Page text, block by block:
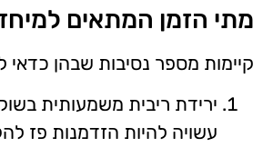
מתי הזמן המתאים
קיימות מספר נסיבות שבהן כדאי
ירידת ריבית משמעותית
עשויה להיות הזדמנות פז